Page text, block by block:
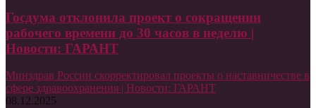
Госдума отклонила проект о сокращении
рабочего времени до 30 часов в неделю |
Новости: ГАРАНТ
Минздрав России скорректировал проекты о наставничестве в
сфере здравоохранения | Новости: ГАРАНТ
08.12.2025